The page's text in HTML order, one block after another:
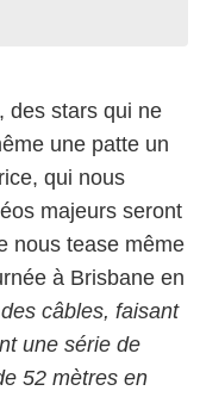
des stars qui ne
une patte un
qui nous
majeurs seront
nous tease même
à Brisbane en
câbles, faisant
une série de
52 mètres en